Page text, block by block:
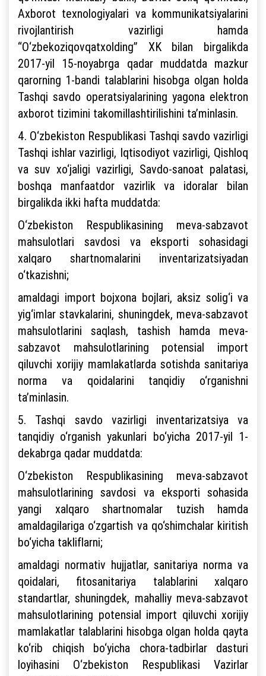
Axborot texnologiyalari va kommunikatsiyalarini
rivojlantirish vazirligi hamda
“O‘zbekoziqovqatxolding” XK bilan birgalikda
2017-yil 15-noyabrga qadar muddatda mazkur
qarorning 1-bandi talablarini hisobga olgan holda
Tashqi savdo operatsiyalarining yagona elektron
axborot tizimini takomillashtirilishini ta’minlasin.
4. O‘zbekiston Respublikasi Tashqi savdo vazirligi
Tashqi ishlar vazirligi, Iqtisodiyot vazirligi, Qishloq
va suv xo‘jaligi vazirligi, Savdo-sanoat palatasi,
boshqa manfaatdor vazirlik va idoralar bilan
birgalikda ikki hafta muddatda:
O‘zbekiston Respublikasining meva-sabzavot
mahsulotlari savdosi va eksporti sohasidagi
xalqaro shartnomalarini inventarizatsiyadan
o‘tkazishni;
amaldagi import bojxona bojlari, aksiz solig‘i va
yig‘imlar stavkalarini, shuningdek, meva-sabzavot
mahsulotlarini saqlash, tashish hamda meva-
sabzavot mahsulotlarining potensial import
qiluvchi xorijiy mamlakatlarda sotishda sanitariya
norma va qoidalarini tanqidiy o‘rganishni
ta’minlasin.
5. Tashqi savdo vazirligi inventarizatsiya va
tanqidiy o‘rganish yakunlari bo‘yicha 2017-yil 1-
dekabrga qadar muddatda:
O‘zbekiston Respublikasining meva-sabzavot
mahsulotlarining savdosi va eksporti sohasida
yangi xalqaro shartnomalar tuzish hamda
amaldagilariga o‘zgartish va qo‘shimchalar kiritish
bo‘yicha takliflarni;
amaldagi normativ hujjatlar, sanitariya norma va
qoidalari, fitosanitariya talablarini xalqaro
standartlar, shuningdek, mahalliy meva-sabzavot
mahsulotlarining potensial import qiluvchi xorijiy
mamlakatlar talablarini hisobga olgan holda qayta
ko‘rib chiqish bo‘yicha chora-tadbirlar dasturi
loyihasini O‘zbekiston Respublikasi Vazirlar